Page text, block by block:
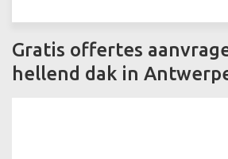
Gratis offertes
hellend dak in